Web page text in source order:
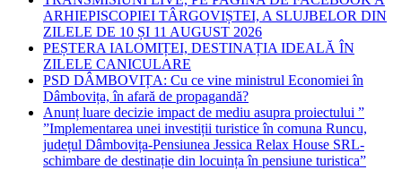
ARHIEPISCOPIEI TÂRGOVIȘTEI, A SLUJBELOR DIN
ZILELE DE 10 ȘI 11 AUGUST 2026
PEȘTERA IALOMIȚEI, DESTINAȚIA IDEALĂ ÎN
ZILELE CANICULARE
PSD DÂMBOVIȚA: Cu ce vine ministrul Economiei în
Dâmbovița, în afară de propagandă?
Anunț luare decizie impact de mediu asupra proiectului ”
”Implementarea unei investiții turistice în comuna Runcu,
județul Dâmbovița-Pensiunea Jessica Relax House SRL-
schimbare de destinație din locuința în pensiune turistica”